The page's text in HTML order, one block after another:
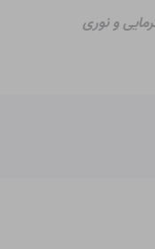
و نوری